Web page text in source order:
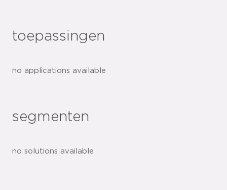
toepassingen
no applications available
segmenten
no solutions available